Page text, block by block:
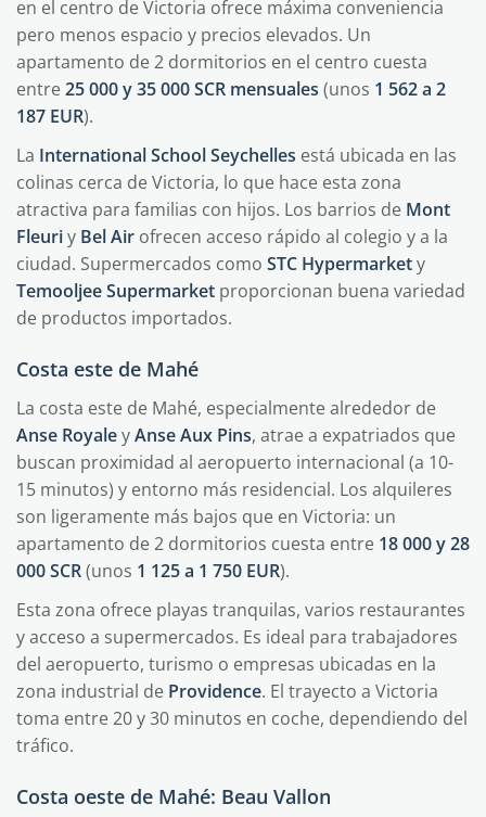
en el centro de Victoria ofrece máxima conveniencia
pero menos espacio y precios elevados. Un
apartamento de 2 dormitorios en el centro cuesta
entre25 000 y 35 000 SCR mensuales (unos 1 562 a 2
187 EUR).
La International School Seychelles está ubicada en las
colinas cerca de Victoria, lo que hace esta zona
atractiva para familias con hijos. Los barrios de Mont
Fleuriy Bel Air ofrecen acceso rápido al colegio y a la
ciudad. Supermercados como STC Hypermarkety
Temooljee Supermarket proporcionan buena variedad
de productos importados.
Costa este de Mahé
La costa este de Mahé, especialmente alrededor de
Anse RoyaleyAnse Aux Pins, atrae a expatriados que
buscan proximidad al aeropuerto internacional (a 10-
15 minutos) y entorno más residencial. Los alquileres
son ligeramente más bajos que en Victoria: un
apartamento de 2 dormitorios cuesta entre 18 000 y 28
000 SCR(unos 1 125 a 1 750 EUR).
Esta zona ofrece playas tranquilas, varios restaurantes
y acceso a supermercados. Es ideal para trabajadores
del aeropuerto, turismo o empresas ubicadas en la
zona industrial de Providence. El trayecto a Victoria
toma entre 20 y 30 minutos en coche, dependiendo del
tráfico.
Costa oeste de Mahé: Beau Vallon